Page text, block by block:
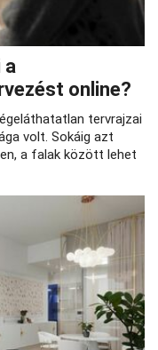
a
online?
tervrajzai
volt. Sokáig azt
a falak között lehet